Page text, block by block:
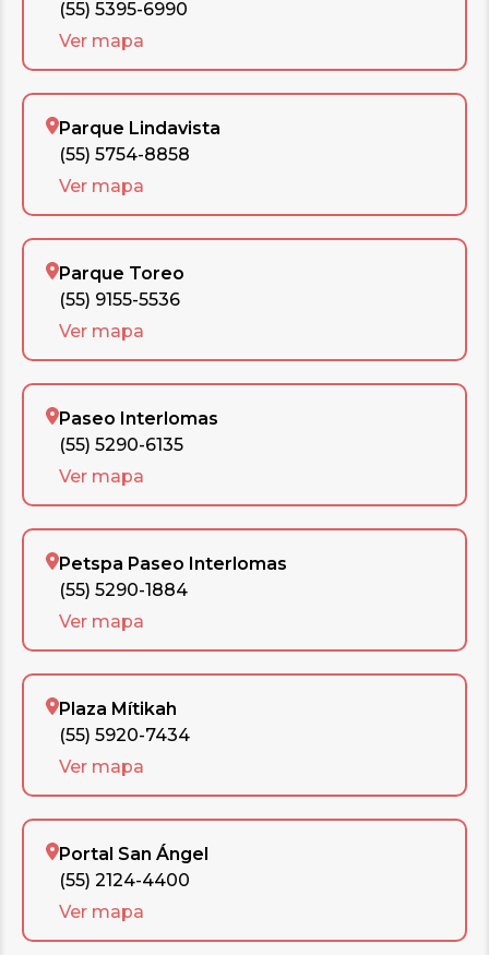
(55) 5395-6990
Ver mapa
Parque Lindavista
(55) 5754-8858
Ver mapa
Parque Toreo
(55) 9155-5536
Ver mapa
Paseo Interlomas
(55) 5290-6135
Ver mapa
Petspa Paseo Interlomas
(55) 5290-1884
Ver mapa
Plaza Mítikah
(55) 5920-7434
Ver mapa
Portal San Ángel
(55) 2124-4400
Ver mapa